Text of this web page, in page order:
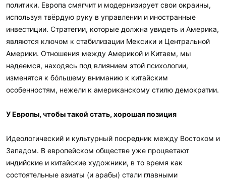
политики. Европа смягчит и модернизирует свои окраины,
используя твёрдую руку в управлении и иностранные
инвестиции. Стратегии, которые должна увидеть и Америка,
являются ключом к стабилизации Мексики и Центральной
Америки. Отношения между Америкой и Китаем, мы
надеемся, находясь под влиянием этой психологии,
изменятся к бóльшему вниманию к китайским
особенностям, нежели к американскому стилю демократии.
У Европы, чтобы такой стать, хорошая позиция
Идеологический и культурный посредник между Востоком и
Западом. В европейском обществе уже процветают
индийские и китайские художники, в то время как
состоятельные азиаты (и арабы) стали главными